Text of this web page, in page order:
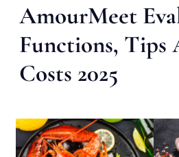
AmourMeet
Functions, Tips
Costs 2025